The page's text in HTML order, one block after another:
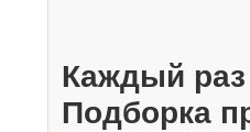
Каждый
Подборка